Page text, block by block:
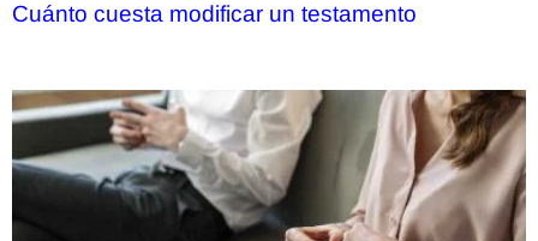
Cuánto cuesta modificar un testamento